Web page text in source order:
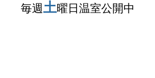
毎週土曜日温室公開中